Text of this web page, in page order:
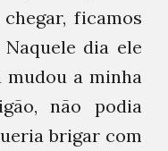
ficamos
dia ele
mudou a minha
não podia
brigar com